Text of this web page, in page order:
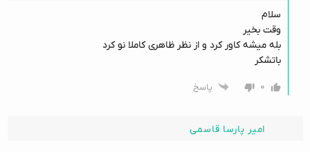
سلام
وقت بخیر
بله میشه کاور کرد و از نظر ظاهری کاملا نو کرد
باتشکر
۰
پاسخ
امیر پارسا قاسمی